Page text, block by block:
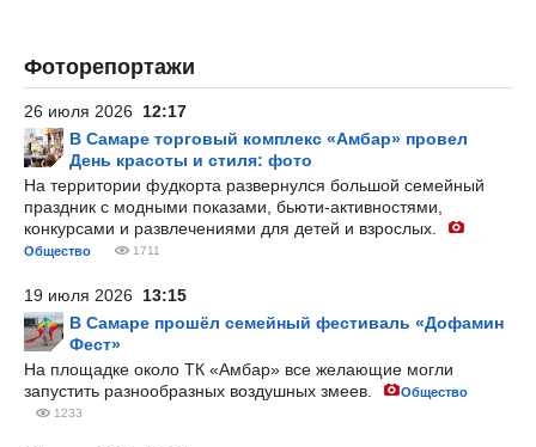
Фоторепортажи
26 июля 2026 12:17
В Самаре торговый комплекс «Амбар» провел
День красоты и стиля: фото
На территории фудкорта развернулся большой семейный
праздник с модными показами, бьюти-активностями,
конкурсами и развлечениями для детей и взрослых.
Общество 1711
19 июля 2026 13:15
В Самаре прошёл семейный фестиваль «Дофамин
Фест»
На площадке около ТК «Амбар» все желающие могли
запустить разнообразных воздушных змеев.
Общество
1233